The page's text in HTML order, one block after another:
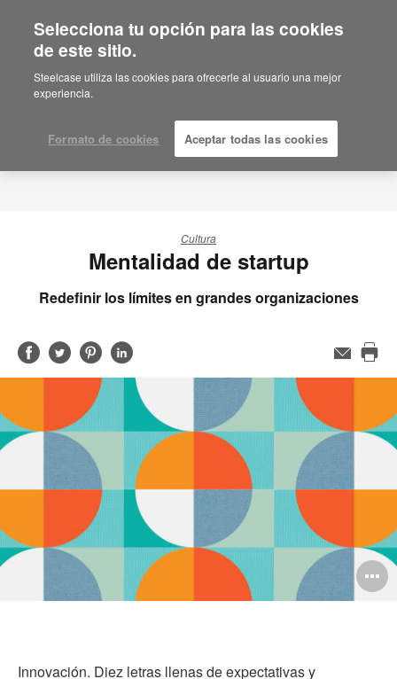
Cultura
Mentalidad de startup
Redefinir los límites en grandes organizaciones
Compartir
en
Facebook
Compartir
en
Twitter
Compartir
en
Pinterest
Compartir
en
Linked-
in
Email
Innovación. Diez letras llenas de expectativas y
Selecciona tu opción para las cookies
de este sitio.
Steelcase utiliza las cookies para ofrecerle al usuario una mejor
experiencia.
Formato de cookies Aceptar todas las cookies